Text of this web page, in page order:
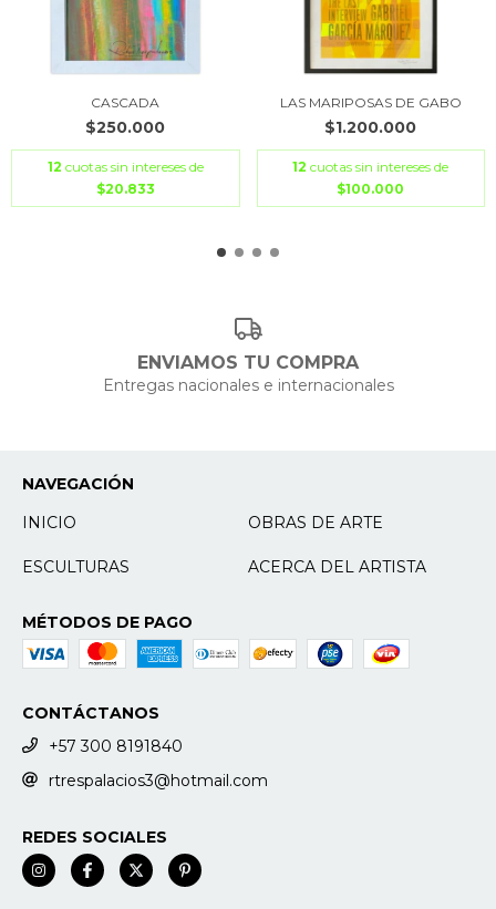
CASCADA
$250.000
12 cuotas sin intereses de
$20.833
LAS MARIPOSAS DE GABO
$1.200.000
12 cuotas sin intereses de
$100.000
ENVIAMOS TU COMPRA
Entregas nacionales e internacionales
NAVEGACIÓN
INICIO
OBRAS DE ARTE
ESCULTURAS ACERCA DEL ARTISTA
MÉTODOS DE PAGO
CONTÁCTANOS
+57 300 8191840
rtrespalacios3@hotmail.com
REDES SOCIALES